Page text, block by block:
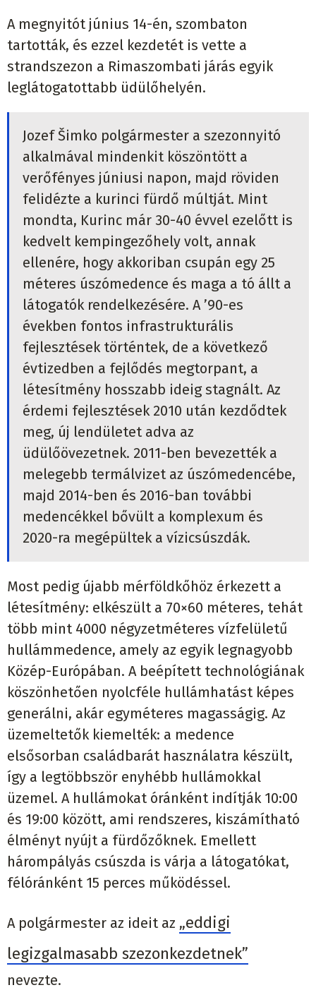
A megnyitót június 14-én, szombaton
tartották, és ezzel kezdetét is vette a
strandszezon a Rimaszombati járás egyik
leglátogatottabb üdülőhelyén.
Jozef Šimko polgármester a szezonnyitó
alkalmával mindenkit köszöntött a
verőfényes júniusi napon, majd röviden
felidézte a kurinci fürdő múltját. Mint
mondta, Kurinc már 30-40 évvel ezelőtt is
kedvelt kempingezőhely volt, annak
ellenére, hogy akkoriban csupán egy 25
méteres úszómedence és maga a tó állt a
látogatók rendelkezésére. A ’90-es
években fontos infrastrukturális
fejlesztések történtek, de a következő
évtizedben a fejlődés megtorpant, a
létesítmény hosszabb ideig stagnált. Az
érdemi fejlesztések 2010 után kezdődtek
meg, új lendületet adva az
üdülőövezetnek. 2011-ben bevezették a
melegebb termálvizet az úszómedencébe,
majd 2014-ben és 2016-ban további
medencékkel bővült a komplexum és
2020-ra megépültek a vízicsúszdák.
Most pedig újabb mérföldkőhöz érkezett a
létesítmény: elkészült a 70×60 méteres, tehát
több mint 4000 négyzetméteres vízfelületű
hullámmedence, amely az egyik legnagyobb
Közép-Európában. A beépített technológiának
köszönhetően nyolcféle hullámhatást képes
generálni, akár egyméteres magasságig. Az
üzemeltetők kiemelték: a medence
elsősorban családbarát használatra készült,
így a legtöbbször enyhébb hullámokkal
üzemel. A hullámokat óránként indítják 10:00
és 19:00 között, ami rendszeres, kiszámítható
élményt nyújt a fürdőzőknek. Emellett
hárompályás csúszda is várja a látogatókat,
félóránként 15 perces működéssel.
A polgármester az ideit az „eddigi
legizgalmasabb szezonkezdetnek”
nevezte.